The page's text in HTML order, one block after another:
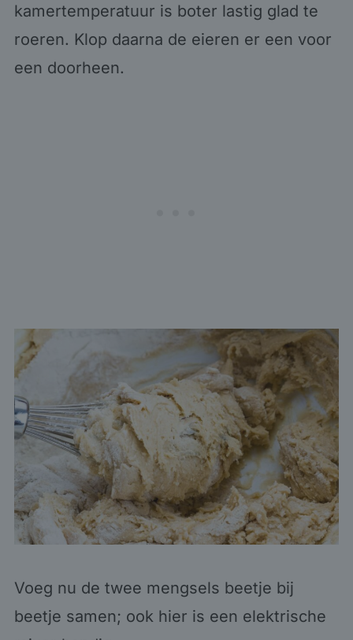
kamertemperatuur is boter lastig glad te
roeren. Klop daarna de eieren er een voor
een doorheen.
Voeg nu de twee mengsels beetje bij
beetje samen; ook hier is een elektrische